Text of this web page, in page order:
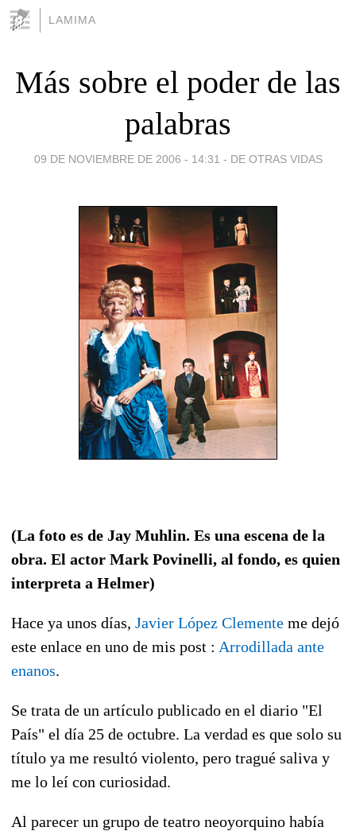
LAMIMA
Más sobre el poder de las
palabras
09 DE NOVIEMBRE DE 2006 - 14:31 - DE OTRAS VIDAS
(La foto es de Jay Muhlin. Es una escena de la
obra. El actor Mark Povinelli, al fondo, es quien
interpreta a Helmer)
Hace ya unos días, Javier López Clemente me dejó
este enlace en uno de mis post : Arrodillada ante
enanos.
Se trata de un artículo publicado en el diario "El
País" el día 25 de octubre. La verdad es que solo su
título ya me resultó violento, pero tragué saliva y
me lo leí con curiosidad.
Al parecer un grupo de teatro neoyorquino había